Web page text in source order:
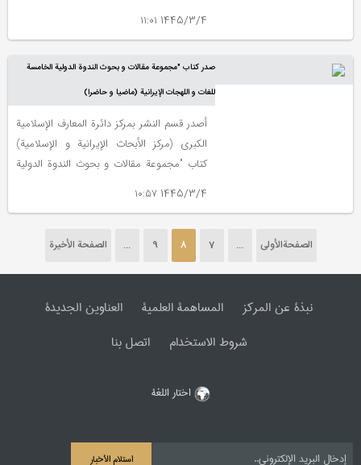
1445/3/4 ۱۱:۰۱
صدر کتاب "مجموعة مقالات و بحوث الندوة الدولیة الخامسة
للغات و اللهجات الإیرانیة (ماضیا و حاضرا)
أصدر قسم النشر بمرکز دائرة المعارف الإسلامیة
الکبری (مرکز الأبحاث الإیرانیة و الإسلامیة)
کتاب "مجموعة مقالات و بحوث الندوة الدولیة
1445/3/4 ۱۰:۵۷
الصفحةالأولی ...
7
8
9
... الصفحة الأخیرة
نبذة عن المرکز المساهمة العلمیة
العناوین الجدیدة
شروط الاستخدام
اتصل بنا
اختار اللغة
استلام الأخبار